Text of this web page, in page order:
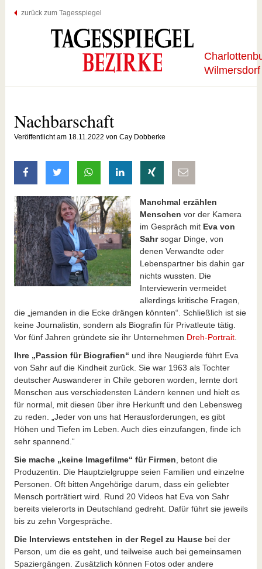
zurück zum Tagesspiegel
Wilmersdorf
Nachbarschaft
Veröffentlicht am 18.11.2022 von Cay Dobberke
auf Facebook teilen
auf Twitter teilenmit Whatsapp teilen
auf LinkedIn teilen
auf Xing teilen
Manchmal erzählen
Menschen vor der Kamera
im Gespräch mit Eva von
Sahrsogar Dinge, von
denen Verwandte oder
Lebenspartner bis dahin gar
nichts wussten. Die
Interviewerin vermeidet
allerdings kritische Fragen,
die „jemanden in die Ecke drängen könnten“. Schließlich ist sie
keine Journalistin, sondern als Biografin für Privatleute tätig.
Vor fünf Jahren gründete sie ihr Unternehmen Dreh-Portrait.
Ihre „Passion für Biografien“ und ihre Neugierde führt Eva
von Sahr auf die Kindheit zurück. Sie war 1963 als Tochter
deutscher Auswanderer in Chile geboren worden, lernte dort
Menschen aus verschiedensten Ländern kennen und hielt es
für normal, mit diesen über ihre Herkunft und den Lebensweg
zu reden. „Jeder von uns hat Herausforderungen, es gibt
Höhen und Tiefen im Leben. Auch dies einzufangen, finde ich
sehr spannend.“
Sie mache „keine Imagefilme“ für Firmen , betont die
Produzentin. Die Hauptzielgruppe seien Familien und einzelne
Personen. Oft bitten Angehörige darum, dass ein geliebter
Mensch porträtiert wird. Rund 20 Videos hat Eva von Sahr
bereits vielerorts in Deutschland gedreht. Dafür führt sie jeweils
bis zu zehn Vorgespräche.
Die Interviews entstehen in der Regel zu Hausebei der
Person, um die es geht, und teilweise auch bei gemeinsamen
Spaziergängen. Zusätzlich können Fotos oder andere